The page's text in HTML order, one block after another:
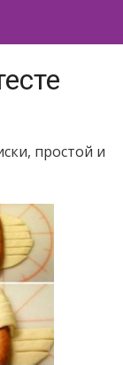
простой и